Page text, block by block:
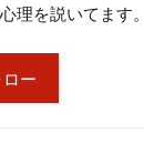
理を説いてます。
ー